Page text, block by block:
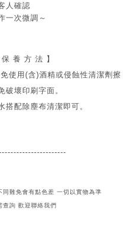
人確認
一次微調～
養 方 法 】
使用(含)酒精或侵蝕性清潔劑擦
破壞印刷字面。
搭配除塵布清潔即可。
難免會有點色差 一切以實物為準
詢 歡迎聯絡我們